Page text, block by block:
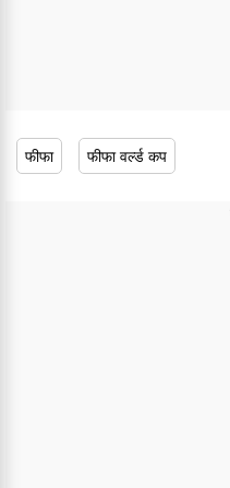
फीफा फीफा वर्ल्ड कप